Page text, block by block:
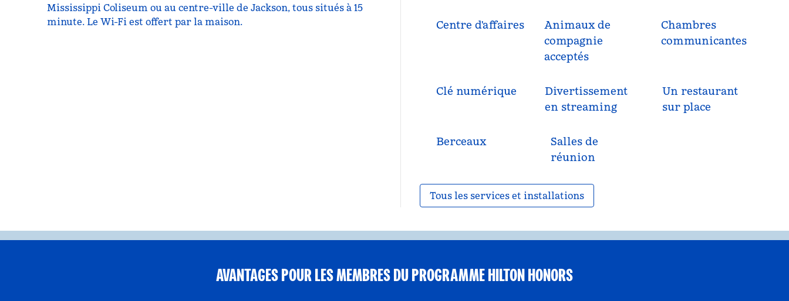
Mississippi Coliseum ou au centre-ville de Jackson, tous situés à 15
minute. Le Wi-Fi est offert par la maison.
Centre d'affaires
Animaux de
compagnie
acceptés
Chambres
communicantes
Clé numérique
Divertissement
en streaming
Un restaurant
sur place
Berceaux
Salles de
réunion
Tous les services et installations
AVANTAGES POUR LES MEMBRES DU PROGRAMME HILTON HONORS